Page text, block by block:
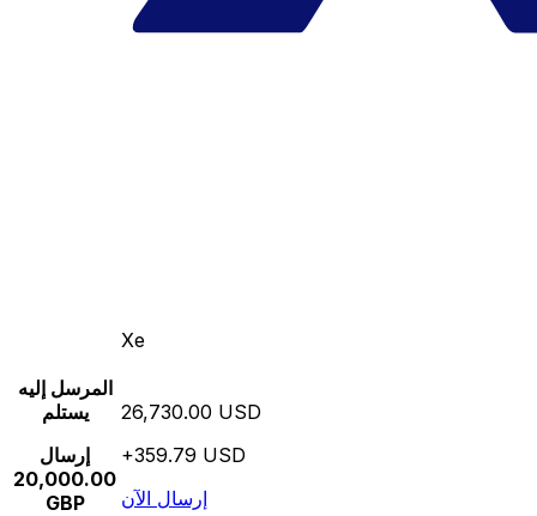
Xe
المرسل إليه
يستلم
إرسال
20,000.00
GBP
26,730.00 USD
+359.79 USD
إرسال الآن